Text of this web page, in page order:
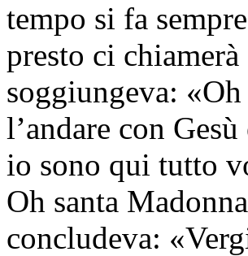
tempo si fa
presto ci
soggiungeva:
l’andare con
io sono qui tutto
Oh santa
concludeva: